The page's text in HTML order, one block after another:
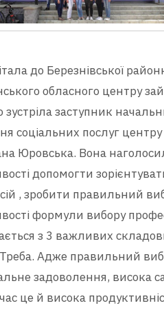
до Березнівської
обласного центру
зустріла заступник
соціальних послуг центру
Юровська. Вона
допомогти
, зробити правильний
формули вибору
з 3 важливих
Адже правильний
задоволення, висока
це й висока